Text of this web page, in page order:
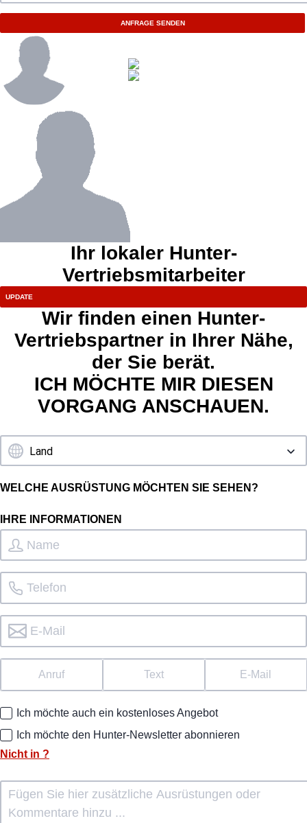
ANFRAGE SENDEN
Ihr lokaler Hunter-
Vertriebsmitarbeiter
Wir finden einen Hunter-
Vertriebspartner in Ihrer Nähe,
der Sie berät.
ICH MÖCHTE MIR DIESEN
VORGANG ANSCHAUEN.
WELCHE AUSRÜSTUNG MÖCHTEN SIE SEHEN?
IHRE INFORMATIONEN
Anruf Text E-Mail
Ich möchte auch ein kostenloses Angebot
Ich möchte den Hunter-Newsletter abonnieren
Nicht in ?